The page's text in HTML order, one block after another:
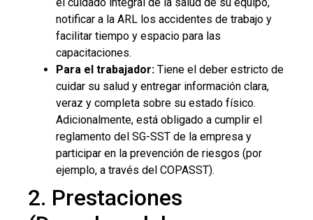
notificar a la ARL los accidentes de trabajo y
facilitar tiempo y espacio para las
capacitaciones.
Para el trabajador: Tiene el deber estricto de
cuidar su salud y entregar información clara,
veraz y completa sobre su estado físico.
Adicionalmente, está obligado a cumplir el
reglamento del SG-SST de la empresa y
participar en la prevención de riesgos (por
ejemplo, a través del COPASST).
2. Prestaciones